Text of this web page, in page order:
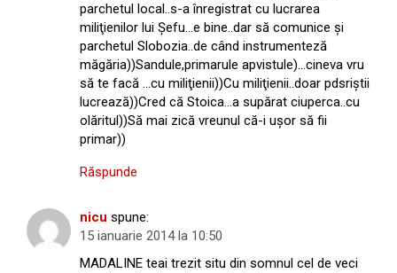
parchetul local..s-a înregistrat cu lucrarea
miliţienilor lui Şefu…e bine..dar să comunice şi
parchetul Slobozia..de când instrumenteză
măgăria))Sandule,primarule apvistule)…cineva vru
să te facă …cu miliţienii))Cu miliţienii..doar pdsriştii
lucrează))Cred că Stoica…a supărat ciuperca..cu
olăritul))Să mai zică vreunul că-i uşor să fii
primar))
Răspunde
nicu spune:
15 ianuarie 2014 la 10:50
MADALINE teai trezit situ din somnul cel de veci